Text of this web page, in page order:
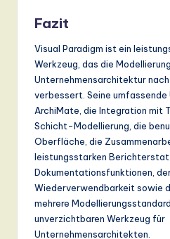
Fazit
Visual Paradigm ist ein
Werkzeug, das die
Unternehmensarchitektur
verbessert. Seine
ArchiMate, die Integration mit
Schicht-Modellierung, die
Oberfläche, die
leistungsstarken
Dokumentationsfunktionen,
Wiederverwendbarkeit sowie
mehrere
unverzichtbaren Werkzeug für
Unternehmensarchitekten.